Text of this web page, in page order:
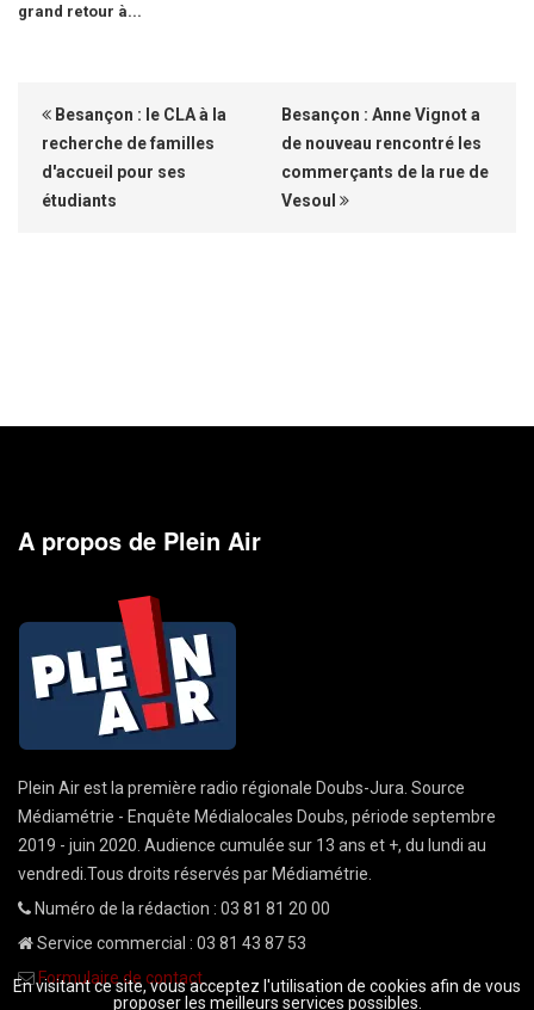
grand retour à...
Besançon : le CLA à la
recherche de familles
d'accueil pour ses
étudiants
Besançon : Anne Vignot a
de nouveau rencontré les
commerçants de la rue de
Vesoul
A propos de Plein Air
Plein Air est la première radio régionale Doubs-Jura. Source
Médiamétrie - Enquête Médialocales Doubs, période septembre
2019 - juin 2020. Audience cumulée sur 13 ans et +, du lundi au
vendredi.Tous droits réservés par Médiamétrie.
Numéro de la rédaction : 03 81 81 20 00
Service commercial : 03 81 43 87 53
Formulaire de contact
En visitant ce site, vous acceptez l'utilisation de cookies afin de vous
proposer les meilleurs services possibles.